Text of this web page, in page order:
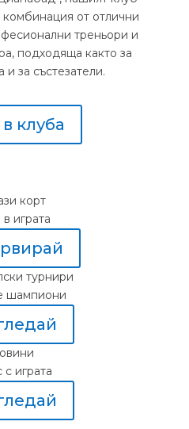
от отлични
треньори и
подходяща както за
и за състезатели.
клуба
корт
в играта
турнири
шампиони
с играта